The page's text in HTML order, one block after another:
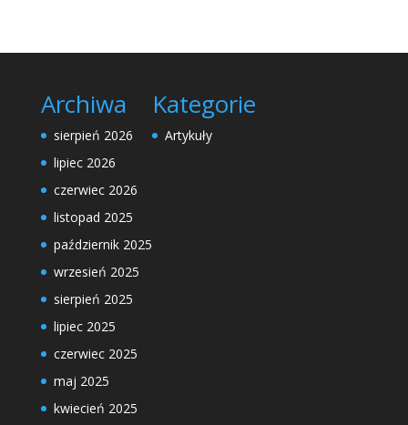
Archiwa
sierpień 2026
lipiec 2026
czerwiec 2026
listopad 2025
październik 2025
wrzesień 2025
sierpień 2025
lipiec 2025
czerwiec 2025
maj 2025
kwiecień 2025
Kategorie
Artykuły